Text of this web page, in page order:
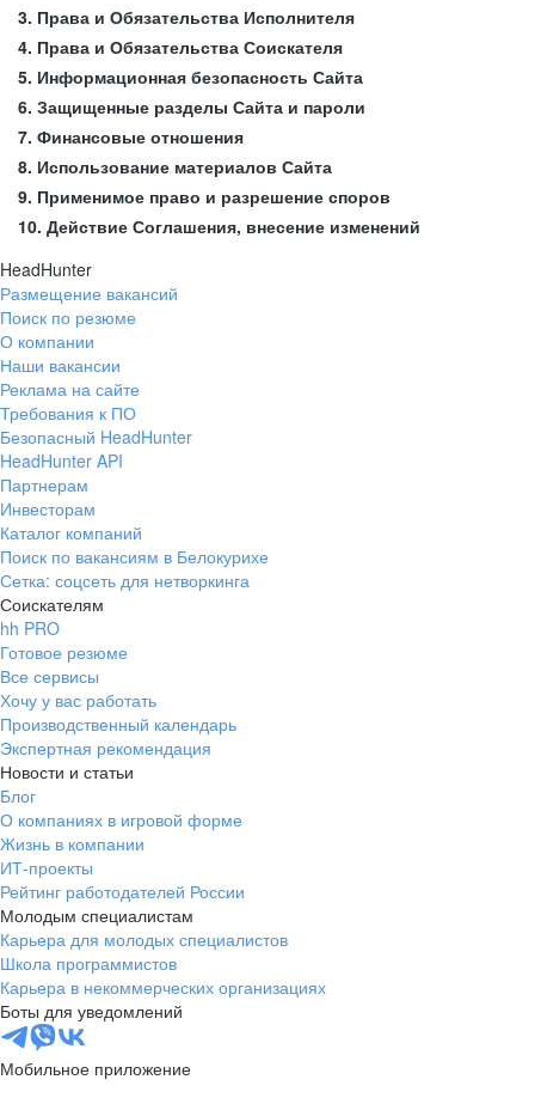
3. Права и Обязательства Исполнителя
4. Права и Обязательства Соискателя
5. Информационная безопасность Сайта
6. Защищенные разделы Сайта и пароли
7. Финансовые отношения
8. Использование материалов Сайта
9. Применимое право и разрешение споров
10. Действие Соглашения, внесение изменений
HeadHunter
Размещение вакансий
Поиск по резюме
О компании
Наши вакансии
Реклама на сайте
Требования к ПО
Безопасный HeadHunter
HeadHunter API
Партнерам
Инвесторам
Каталог компаний
Поиск по вакансиям в Белокурихе
Сетка: соцсеть для нетворкинга
Соискателям
hh PRO
Готовое резюме
Все сервисы
Хочу у вас работать
Производственный календарь
Экспертная рекомендация
Новости и статьи
Блог
О компаниях в игровой форме
Жизнь в компании
ИТ-проекты
Рейтинг работодателей России
Молодым специалистам
Карьера для молодых специалистов
Школа программистов
Карьера в некоммерческих организациях
Боты для уведомлений
Мобильное приложение